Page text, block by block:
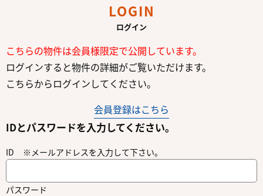
LOGIN
ログイン
こちらの物件は会員様限定で公開しています。
ログインすると物件の詳細がご覧いただけます。
こちらからログインしてください。
会員登録はこちら
IDとパスワードを入力してください。
ID ※メールアドレスを入力して下さい。
パスワード